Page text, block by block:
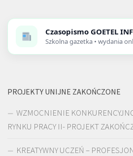
Czasopismo GOETEL
Szkolna gazetka • wydania
PROJEKTY UNIJNE ZAKOŃCZONE
WZMOCNIENIE
RYNKU PRACY II- PROJEKT
KREATYWNY UCZEŃ –